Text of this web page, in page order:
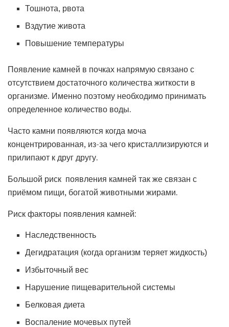
Тошнота, рвота
Вздутие живота
Повышение температуры
Появление камней в почках напрямую связано с
отсутствием достаточного количества житкости в
организме. Именно поэтому необходимо принимать
определенное количество воды.
Часто камни появляются когда моча
концентрированная, из-за чего кристаллизируются и
прилипают к друг другу.
Большой риск появления камней так же связан с
приёмом пищи, богатой животными жирами.
Риск факторы появления камней:
Наследственность
Дегидратация (когда организм теряет жидкость)
Избыточный вес
Нарушение пищеварительной системы
Белковая диета
Воспаление мочевых путей